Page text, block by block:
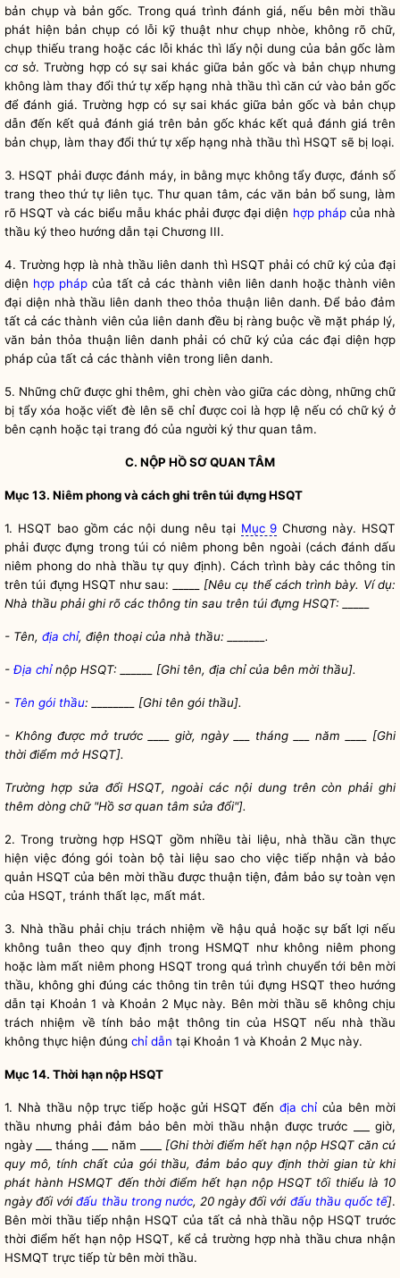
bản chụp và bản gốc. Trong quá trình đánh giá, nếu bên mời thầu
phát hiện bản chụp có lỗi kỹ thuật như chụp nhòe, không rõ chữ,
chụp thiếu trang hoặc các lỗi khác thì lấy nội dung của bản gốc làm
cơ sở. Trường hợp có sự sai khác giữa bản gốc và bản chụp nhưng
không làm thay đổi thứ tự xếp hạng nhà thầu thì căn cứ vào bản gốc
để đánh giá. Trường hợp có sự sai khác giữa bản gốc và bản chụp
dẫn đến kết quả đánh giá trên bản gốc khác kết quả đánh giá trên
bản chụp, làm thay đổi thứ tự xếp hạng nhà thầu thì HSQT sẽ bị loại.
3. HSQT phải được đánh máy, in bằng mực không tẩy được, đánh số
trang theo thứ tự liên tục. Thư quan tâm, các văn bản bổ sung, làm
rõ HSQT và các biểu mẫu khác phải được đại diện hợp phápcủa nhà
thầu ký theo hướng dẫn tại Chương III.
4. Trường hợp là nhà thầu liên danh thì HSQT phải có chữ ký của đại
diện hợp pháp của tất cả các thành viên liên danh hoặc thành viên
đại diện nhà thầu liên danh theo thỏa thuận liên danh. Để bảo đảm
tất cả các thành viên của liên danh đều bị ràng buộc về mặt pháp lý,
văn bản thỏa thuận liên danh phải có chữ ký của các đại diện hợp
pháp của tất cả các thành viên trong liên danh.
5. Những chữ được ghi thêm, ghi chèn vào giữa các dòng, những chữ
bị tẩy xóa hoặc viết đè lên sẽ chỉ được coi là hợp lệ nếu có chữ ký ở
bên cạnh hoặc tại trang đó của người ký thư quan tâm.
C. NỘP HỒ SƠ QUAN TÂM
Mục 13. Niêm phong và cách ghi trên túi đựng HSQT
1. HSQT bao gồm các nội dung nêu tại Mục 9 Chương này. HSQT
phải được đựng trong túi có niêm phong bên ngoài (cách đánh dấu
niêm phong do nhà thầu tự quy định). Cách trình bày các thông tin
trên túi đựng HSQT như sau:
_____ [Nêu cụ thể cách trình bày. Ví dụ:
Nhà thầu phải ghi rõ các thông tin sau trên túi đựng HSQT: _____
- Tên, địa chỉ, điện thoại của nhà thầu: _______.
- Địa chỉnộp HSQT: ______ [Ghi tên, địa chỉcủa bên mời thầu].
- Tên gói thầu: ________ [Ghi tên gói thầu].
- Không được mở trước ____ giờ, ngày ___ tháng ___ năm ____ [Ghi
thời điểm mở HSQT].
Trường hợp sửa đổi HSQT, ngoài các nội dung trên còn phải ghi
thêm dòng chữ "Hồ sơ quan tâm sửa đổi"].
2. Trong trường hợp HSQT gồm nhiều tài liệu, nhà thầu cần thực
hiện việc đóng gói toàn bộ tài liệu sao cho việc tiếp nhận và bảo
quản HSQT của bên mời thầu được thuận tiện, đảm bảo sự toàn vẹn
của HSQT, tránh thất lạc, mất mát.
3. Nhà thầu phải chịu trách nhiệm về hậu quả hoặc sự bất lợi nếu
không tuân theo quy định trong HSMQT như không niêm phong
hoặc làm mất niêm phong HSQT trong quá trình chuyển tới bên mời
thầu, không ghi đúng các thông tin trên túi đựng HSQT theo hướng
dẫn tại Khoản 1 và Khoản 2 Mục này. Bên mời thầu sẽ không chịu
trách nhiệm về tính bảo mật thông tin của HSQT nếu nhà thầu
không thực hiện đúng chỉ dẫn tại Khoản 1 và Khoản 2 Mục này.
Mục 14. Thời hạn nộp HSQT
1. Nhà thầu nộp trực tiếp hoặc gửi HSQT đến địa chỉ của bên mời
thầu nhưng phải đảm bảo bên mời thầu nhận được trước ___ giờ,
ngày ___ tháng ___ năm ____ [Ghi thời điểm hết hạn nộp HSQT căn cứ
quy mô, tính chất của gói thầu, đảm bảo quy định thời gian từ khi
phát hành HSMQT đến thời điểm hết hạn nộp HSQT tối thiểu là 10
ngày đối vớiđấu thầu trong nước, 20 ngày đối với đấu thầu quốc tế].
Bên mời thầu tiếp nhận HSQT của tất cả nhà thầu nộp HSQT trước
thời điểm hết hạn nộp HSQT, kể cả trường hợp nhà thầu chưa nhận
HSMQT trực tiếp từ bên mời thầu.